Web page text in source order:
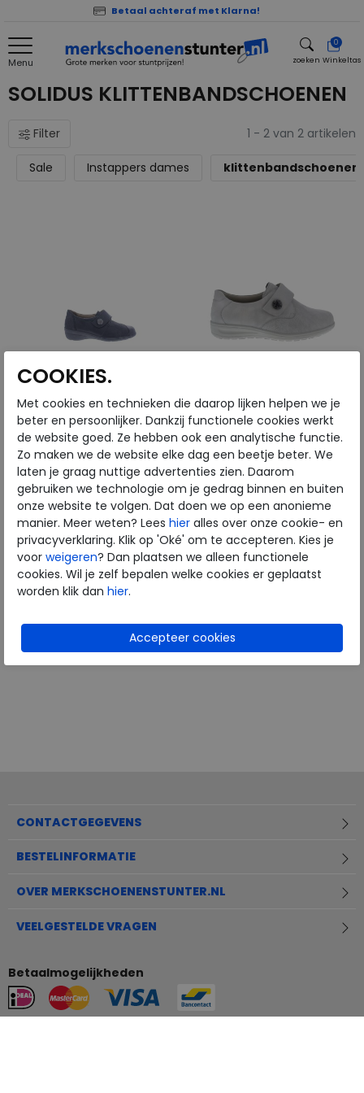
Betaal achteraf met Klarna!
Menu zoeken
0
Winkeltas
zoeken
SOLIDUS KLITTENBANDSCHOENEN
Filter 1 - 2 van 2 artikelen
Sale Instappers dames klittenbandschoenen
Solidus
Hedda zwart
wijdte Wijdtemaat F
€ 159,95
€ 95,97
Beschikbare maten
4
Solidus
Kate grey
wijdte Wijdtemaat K
€ 179,95
€ 125,97
Beschikbare maten
4 7
CONTACTGEGEVENS
BESTELINFORMATIE
OVER MERKSCHOENENSTUNTER.NL
VEELGESTELDE VRAGEN
Betaalmogelijkheden
COOKIES.
Met cookies en technieken die daarop lijken helpen we je
beter en persoonlijker. Dankzij functionele cookies werkt
de website goed. Ze hebben ook een analytische functie.
Zo maken we de website elke dag een beetje beter. We
laten je graag nuttige advertenties zien. Daarom
gebruiken we technologie om je gedrag binnen en buiten
onze website te volgen. Dat doen we op een anonieme
manier. Meer weten? Lees hier alles over onze cookie- en
privacyverklaring. Klik op 'Oké' om te accepteren. Kies je
voor weigeren? Dan plaatsen we alleen functionele
cookies. Wil je zelf bepalen welke cookies er geplaatst
worden klik dan hier.